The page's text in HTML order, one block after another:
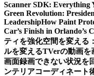
Scanner SDK: Everything
Green Revolution:
LeadershipHow Paint
Car’s Finish in Orlando’s
ティを強化空間を変える
ルを変えるTVerの動画を
画面録画できない状況を
ンテリアコーディネート